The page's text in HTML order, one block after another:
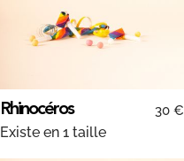
Rhinocéros 30 €
Existe en 1 taille